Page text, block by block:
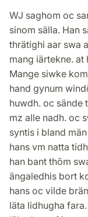
WJ saghom oc
sinom sälla. Han
thrätighi aar swa
mang iärtekne.
Mange siwke
hand gynum
huwdh. oc sände
mz alle nadh. oc
syntis i bland
hans vm natta
han bant thöm
ängaledhis bort
hans oc vilde
läta lidhugha